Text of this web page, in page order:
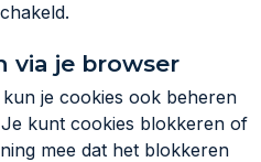
via je browser
je cookies ook beheren
kunt cookies blokkeren of
mee dat het blokkeren